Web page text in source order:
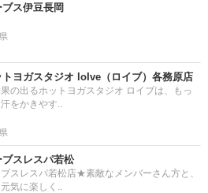
ブス伊豆長岡
トヨガスタジオ loIve（ロイブ）各務原店
の出るホットヨガスタジオ ロイブは、もっ
をかきやす..
ブスレスパ若松
スレスパ若松店★素敵なメンバーさん方と、
気に楽しく..